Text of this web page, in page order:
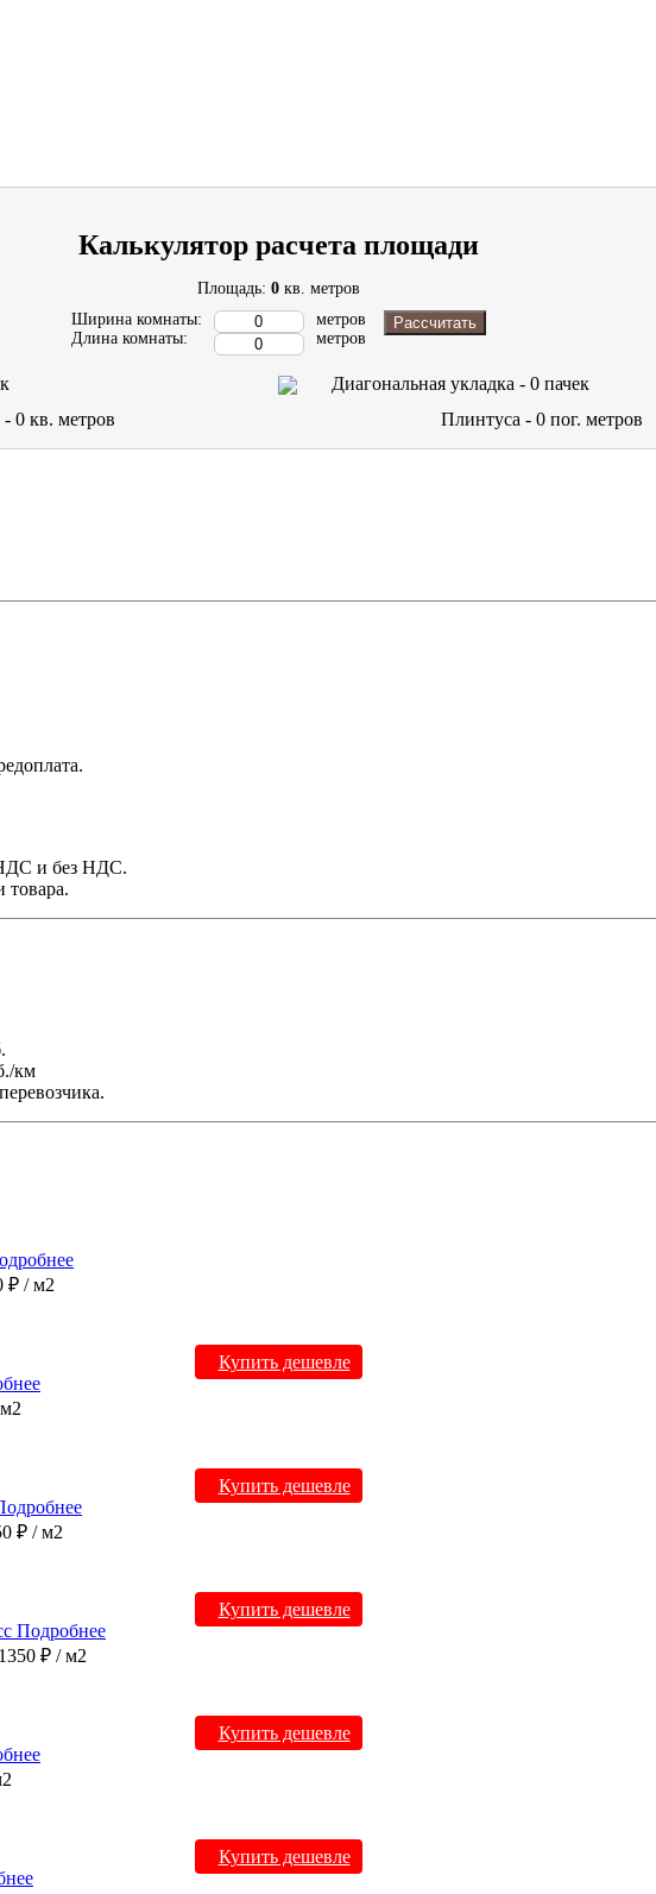
Калькулятор расчета площади
Площадь: 0 кв. метров
Ширина комнаты:
Длина комнаты:
метров
метров
Рассчитать
Диагональная укладка - 0 пачек
- 0 кв. метров Плинтуса - 0 пог. метров
НДС и без НДС.
км
₽ / м2
Купить дешевле
Купить дешевле
₽ / м2
Купить дешевле
Подробнее
1350 ₽ / м2
Купить дешевле
Купить дешевле